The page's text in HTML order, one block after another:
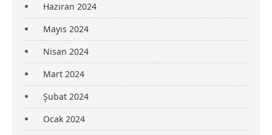
Haziran 2024
Mayıs 2024
Nisan 2024
Mart 2024
Şubat 2024
Ocak 2024